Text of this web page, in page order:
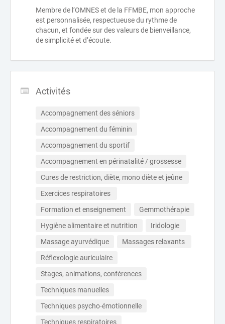
Membre de l’OMNES et de la FFMBE, mon approche
est personnalisée, respectueuse du rythme de
chacun, et fondée sur des valeurs de bienveillance,
de simplicité et d’écoute.
Activités
Accompagnement des séniors
Accompagnement du féminin
Accompagnement du sportif
Accompagnement en périnatalité / grossesse
Cures de restriction, diète, mono diète et jeûne
Exercices respiratoires
Formation et enseignement
Gemmothérapie
Hygiène alimentaire et nutrition
Iridologie
Massage ayurvédique
Massages relaxants
Réflexologie auriculaire
Stages, animations, conférences
Techniques manuelles
Techniques psycho-émotionnelle
Techniques respiratoires